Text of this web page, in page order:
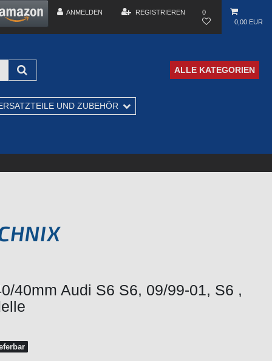
ANMELDEN REGISTRIEREN
0
0,00 EUR
ALLE KATEGORIEN
UND ZUBEHÖR
40mm Audi S6 S6, 09/99-01, S6 ,